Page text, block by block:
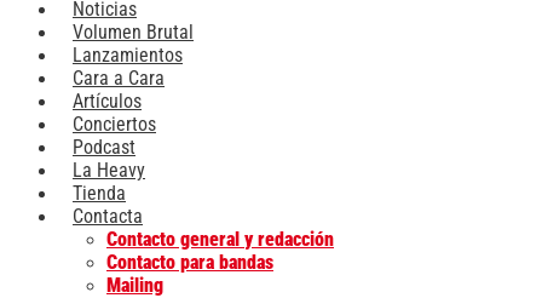
Noticias
Volumen Brutal
Lanzamientos
Cara a Cara
Artículos
Conciertos
Podcast
La Heavy
Tienda
Contacta
Contacto general y redacción
Contacto para bandas
Mailing